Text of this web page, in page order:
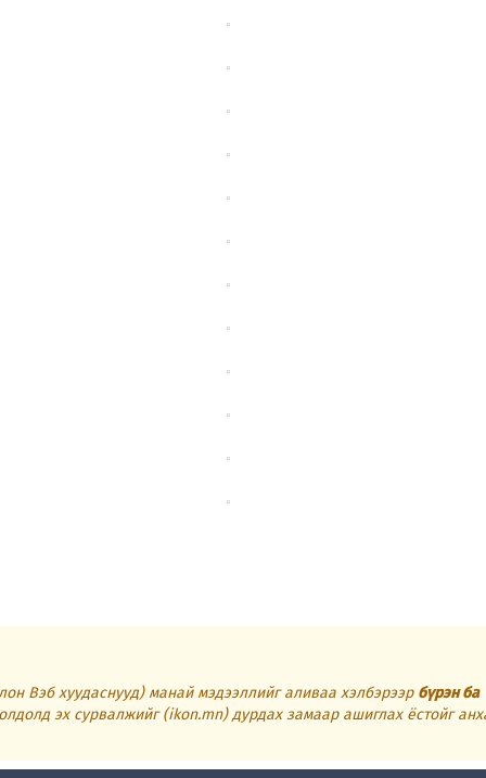
Вэб хуудаснууд) манай мэдээллийг аливаа хэлбэрээр бүрэн ба
эх сурвалжийг (ikon.mn) дурдах замаар ашиглах ёстойг